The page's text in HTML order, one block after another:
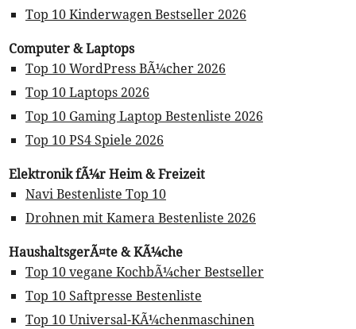
Top 10 Kinderwagen Bestseller 2026
Computer & Laptops
Top 10 WordPress BÃ¼cher 2026
Top 10 Laptops 2026
Top 10 Gaming Laptop Bestenliste 2026
Top 10 PS4 Spiele 2026
Elektronik fÃ¼r Heim & Freizeit
Navi Bestenliste Top 10
Drohnen mit Kamera Bestenliste 2026
HaushaltsgerÃ¤te & KÃ¼che
Top 10 vegane KochbÃ¼cher Bestseller
Top 10 Saftpresse Bestenliste
Top 10 Universal-KÃ¼chenmaschinen